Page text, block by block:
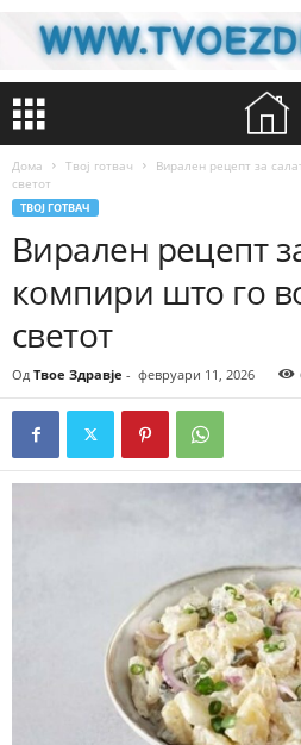
Дома Твој готвач
Вирален рецепт за
светот
ТВОЈ ГОТВАЧ
Вирален рецепт
компири што го
светот
Од Твое Здравје - февруари 11, 2026